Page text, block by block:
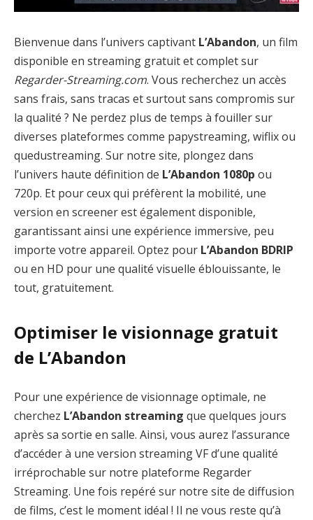
Bienvenue dans l’univers captivant L’Abandon, un film
disponible en streaming gratuit et complet sur
Regarder-Streaming.com. Vous recherchez un accès
sans frais, sans tracas et surtout sans compromis sur
la qualité ? Ne perdez plus de temps à fouiller sur
diverses plateformes comme papystreaming, wiflix ou
quedustreaming. Sur notre site, plongez dans
l’univers haute définition de L’Abandon 1080p ou
720p. Et pour ceux qui préfèrent la mobilité, une
version en screener est également disponible,
garantissant ainsi une expérience immersive, peu
importe votre appareil. Optez pour L’Abandon BDRIP
ou en HD pour une qualité visuelle éblouissante, le
tout, gratuitement.
Optimiser le visionnage gratuit
de L’Abandon
Pour une expérience de visionnage optimale, ne
cherchez L’Abandon streaming que quelques jours
après sa sortie en salle. Ainsi, vous aurez l’assurance
d’accéder à une version streaming VF d’une qualité
irréprochable sur notre plateforme Regarder
Streaming. Une fois repéré sur notre site de diffusion
de films, c’est le moment idéal ! Il ne vous reste qu’à